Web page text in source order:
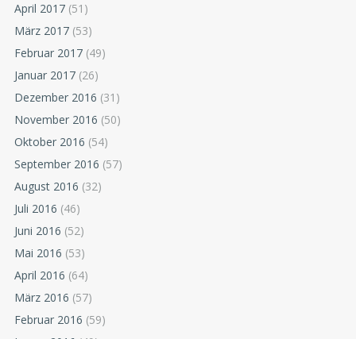
April 2017 (51)
März 2017 (53)
Februar 2017 (49)
Januar 2017 (26)
Dezember 2016 (31)
November 2016 (50)
Oktober 2016 (54)
September 2016 (57)
August 2016 (32)
Juli 2016 (46)
Juni 2016 (52)
Mai 2016 (53)
April 2016 (64)
März 2016 (57)
Februar 2016 (59)